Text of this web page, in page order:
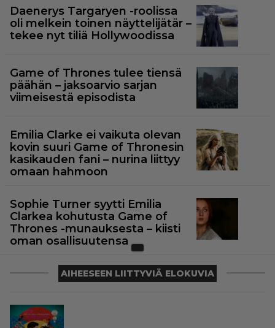
Daenerys Targaryen -roolissa
oli melkein toinen näyttelijätär –
tekee nyt tiliä Hollywoodissa
Game of Thrones tulee tiensä
päähän – jaksoarvio sarjan
viimeisestä episodista
Emilia Clarke ei vaikuta olevan
kovin suuri Game of Thronesin
kasikauden fani – nurina liittyy
omaan hahmoon
Sophie Turner syytti Emilia
Clarkea kohutusta Game of
Thrones -munauksesta – kiisti
oman osallisuutensa
AIHEESEEN LIITTYVIÄ ELOKUVIA